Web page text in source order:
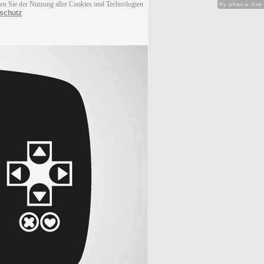
Sie der Nutzung aller Cookies und Technologien
Hy-phen-a-tion